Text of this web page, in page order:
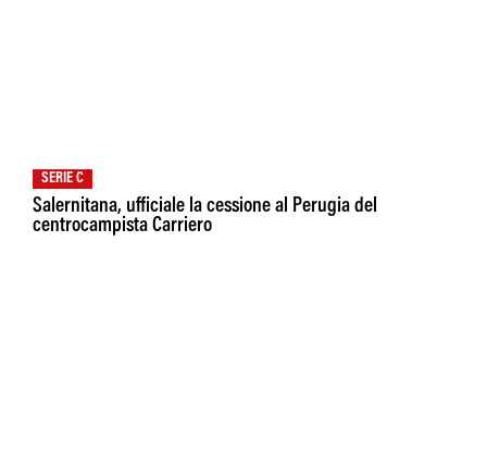
SERIE C
Salernitana, ufficiale la cessione al Perugia del
centrocampista Carriero